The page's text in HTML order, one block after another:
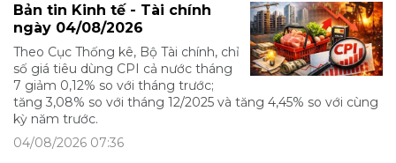
Bản tin Kinh tế - Tài chính
ngày 04/08/2026
Theo Cục Thống kê, Bộ Tài chính, chỉ
số giá tiêu dùng CPI cả nước tháng
7 giảm 0,12% so với tháng trước;
tăng 3,08% so với tháng 12/2025 và tăng 4,45% so với cùng
kỳ năm trước.
04/08/2026 07:36